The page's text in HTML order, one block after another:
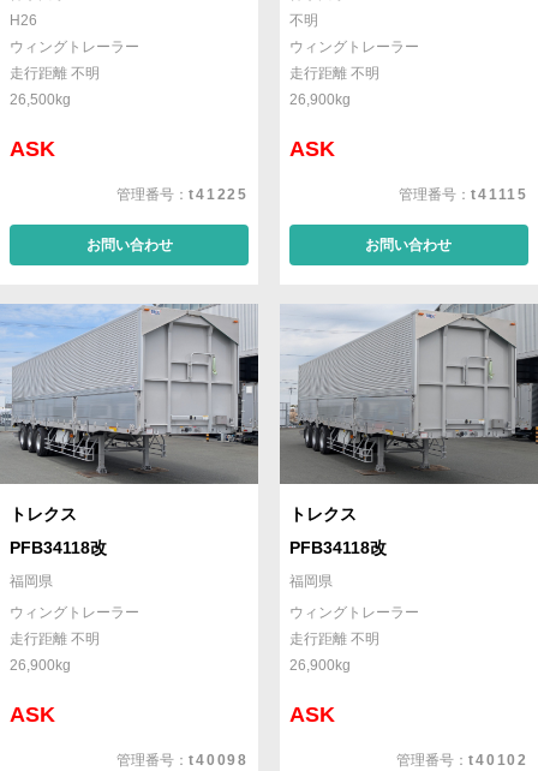
H26
ウィングトレーラー
走行距離 不明
26,500kg
ASK
管理番号：t41225
お問い合わせ
不明
ウィングトレーラー
走行距離 不明
26,900kg
ASK
管理番号：t41115
お問い合わせ
トレクス
PFB34118改
福岡県
ウィングトレーラー
走行距離 不明
26,900kg
ASK
管理番号：t40098
トレクス
PFB34118改
福岡県
ウィングトレーラー
走行距離 不明
26,900kg
ASK
管理番号：t40102